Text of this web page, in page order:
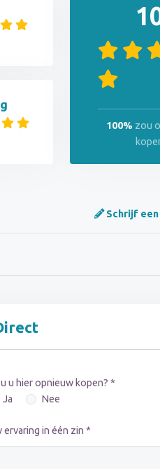
100% zou
Schrijf
u hier opnieuw kopen? *
Ja
Nee
ervaring in één zin *